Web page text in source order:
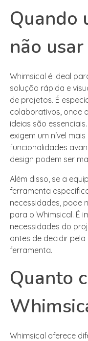
Quando
não
Whimsical é ideal
solução rápida e
de projetos. É
colaborativos, onde
ideias são
exigem um nível
funcionalidades
design podem ser
Além disso, se a
ferramenta
necessidades, pode
para o Whimsical. É
necessidades do
antes de decidir
ferramenta.
Quanto
Whimsical oferece